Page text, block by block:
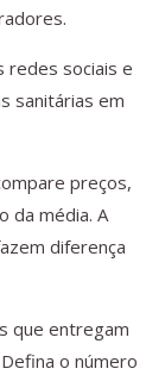
redes sociais e
sanitárias em
preços,
da média. A
diferença
que entregam
o número